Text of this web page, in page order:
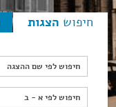
חיפוש הצגות
חיפוש לפי שם ההצגה
חיפוש לפי א - ב
חיפוש לפי א - ב